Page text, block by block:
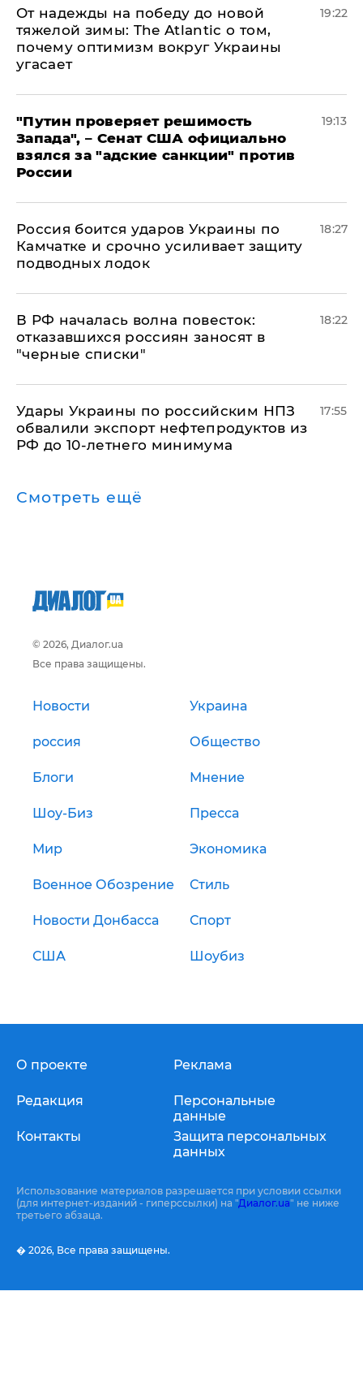
От надежды на победу до новой
тяжелой зимы: The Atlantic о том,
почему оптимизм вокруг Украины
угасает
19:22
"Путин проверяет решимость
Запада", – Сенат США официально
взялся за "адские санкции" против
России
19:13
Россия боится ударов Украины по
Камчатке и срочно усиливает защиту
подводных лодок
18:27
​В РФ началась волна повесток:
отказавшихся россиян заносят в
"черные списки"
18:22
Удары Украины по российским НПЗ
обвалили экспорт нефтепродуктов из
РФ до 10-летнего минимума
17:55
Смотреть ещё
© 2026, Диалог.ua
Все права защищены.
Новости Украина
россия Общество
Блоги Мнение
Шоу-Биз Пресса
Мир Экономика
Военное Обозрение Стиль
Новости Донбасса Спорт
США Шоубиз
О проекте
Редакция
Контакты
Реклама
Персональные
данные
Защита персональных
данных
Использование материалов разрешается при условии ссылки
(для интернет-изданий - гиперссылки) на "Диалог.ua" не ниже
третьего абзаца.
� 2026, Все права защищены.